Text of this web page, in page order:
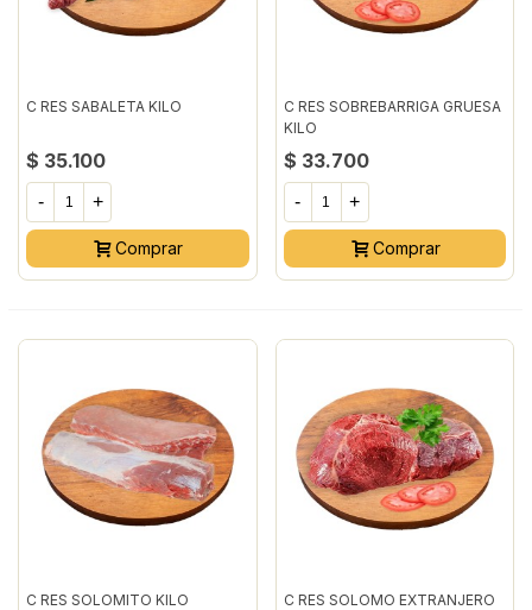
C RES SABALETA KILO
$ 35.100
- +
Comprar
C RES SOBREBARRIGA GRUESA
KILO
$ 33.700
- +
Comprar
C RES SOLOMITO KILO
C RES SOLOMO EXTRANJERO